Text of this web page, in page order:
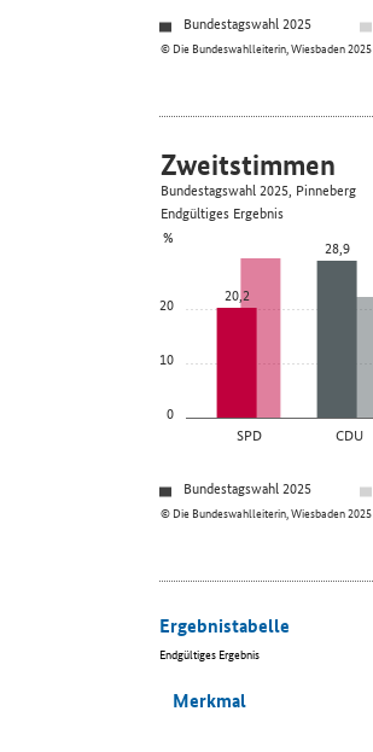
© Die Bundeswahlleiterin, Wiesbaden 2025
Bundestagswahl 2025
0
10
20
%
SPD CDU
20,2
28,9
© Die Bundeswahlleiterin, Wiesbaden 2025
Zweitstimmen
Bundestagswahl 2025, Pinneberg
Endgültiges Ergebnis
Bundestagswahl 2025
Ergebnistabelle
Endgültiges Ergebnis
Merkmal